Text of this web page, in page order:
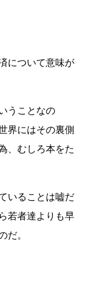
について意味が
うことなの
界にはその裏側
、むしろ本をた
いることは嘘だ
若者達よりも早
だ。